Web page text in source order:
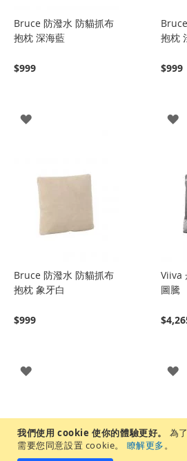
我們使用 cookie 使你的體驗更好。
為
需要您同意設置 cookie。
瞭解更多。
Bruce 防潑水 防貓抓布
抱枕 深海藍
$999
登
抱枕
$999
登
Bruce 防潑水 防貓抓布
抱枕 象牙白
$999
登
Viiva
圖騰
登